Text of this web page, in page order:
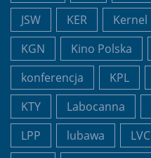
JSW
KER Kernel
KGN
Kino Polska
konferencja
KPL
KTY
Labocanna
LPP
lubawa LVC